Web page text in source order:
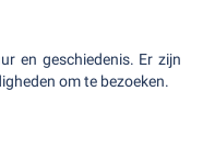
en geschiedenis. Er zijn
om te bezoeken.